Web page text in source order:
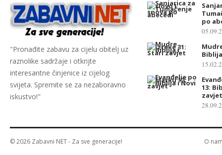
"Pronađite zabavu za cijelu obitelj uz
raznolike sadržaje i otkrijte
interesantne činjenice iz cijelog
svijeta. Spremite se za nezaboravno
iskustvo!"
po
13:
zavjet
© 2026 Zabavni NET- Za sve generacije! O